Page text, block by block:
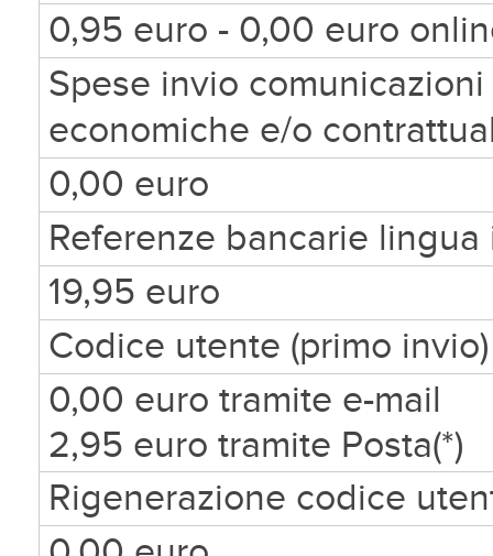
0,95 euro - 0,00 euro
Spese invio
economiche e/o
0,00 euro
Referenze bancarie
19,95 euro
Codice utente (primo invio)
0,00 euro tramite e-mail
2,95 euro tramite Posta(*)
Rigenerazione codice